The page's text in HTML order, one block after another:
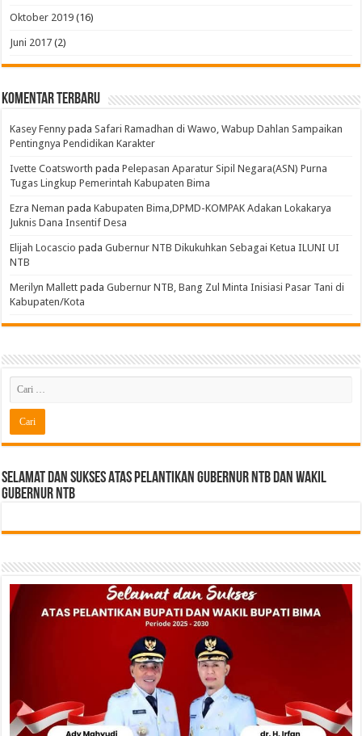
Oktober 2019 (16)
Juni 2017 (2)
Komentar Terbaru
Kasey Fenny padaSafari Ramadhan di Wawo, Wabup Dahlan Sampaikan
Pentingnya Pendidikan Karakter
Ivette Coatsworth padaPelepasan Aparatur Sipil Negara(ASN) Purna
Tugas Lingkup Pemerintah Kabupaten Bima
Ezra Neman padaKabupaten Bima,DPMD-KOMPAK Adakan Lokakarya
Juknis Dana Insentif Desa
Elijah Locascio padaGubernur NTB Dikukuhkan Sebagai Ketua ILUNI UI
NTB
Merilyn Mallett padaGubernur NTB, Bang Zul Minta Inisiasi Pasar Tani di
Kabupaten/Kota
Selamat dan sukses Atas pelantikan Gubernur NTB Dan Wakil
gubernur NTB